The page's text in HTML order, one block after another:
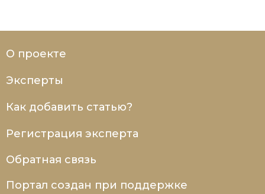
О проекте
Эксперты
Как добавить статью?
Регистрация эксперта
Обратная связь
Портал создан при поддержке